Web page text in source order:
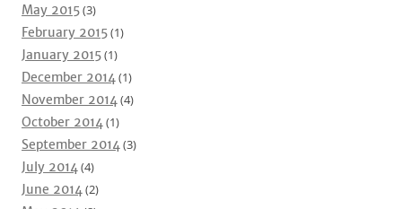
May 2015(3)
February 2015(1)
January 2015(1)
December 2014(1)
November 2014(4)
October 2014(1)
September 2014(3)
July 2014(4)
June 2014(2)